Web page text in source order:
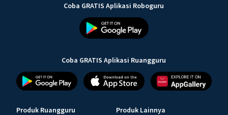
Coba GRATIS Aplikasi Roboguru
Coba GRATIS Aplikasi Ruangguru
Produk Ruangguru Produk Lainnya